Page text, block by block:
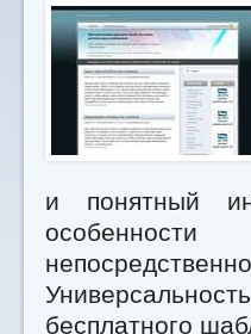
и понятный
особенности
бесплатного